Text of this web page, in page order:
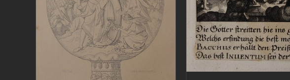
AGGIUNGI AL CARRELLO
/
DETTAGLI
DETTAGLI